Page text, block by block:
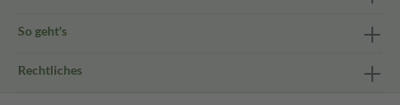
So geht's
Rechtliches